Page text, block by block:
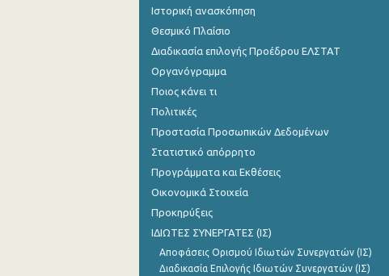
Ιστορική ανασκόπηση
Θεσμικό Πλαίσιο
Διαδικασία επιλογής Προέδρου ΕΛΣΤΑΤ
Οργανόγραμμα
Ποιος κάνει τι
Πολιτικές
Προστασία Προσωπικών Δεδομένων
Στατιστικό απόρρητο
Προγράμματα και Εκθέσεις
Οικονομικά Στοιχεία
Προκηρύξεις
ΙΔΙΩΤΕΣ ΣΥΝΕΡΓΑΤΕΣ (ΙΣ)
Αποφάσεις Ορισμού Ιδιωτών Συνεργατών (ΙΣ)
Διαδικασία Επιλογής Ιδιωτών Συνεργατών (ΙΣ)